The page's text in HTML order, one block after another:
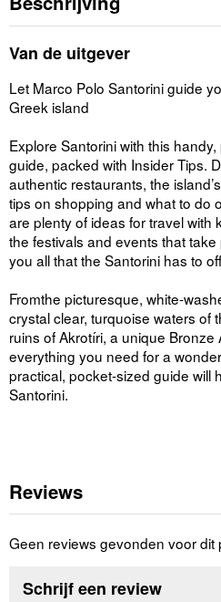
Van de uitgever
Let Marco Polo Santorini guide
Greek island
Explore Santorini with this
guide, packed with Insider Tips.
authentic restaurants, the
tips on shopping and what to do
are plenty of ideas for travel with
the festivals and events that
you all that the Santorini has to
Fromthe picturesque, white-
crystal clear, turquoise waters of
ruins of Akrotíri, a unique Bronze
everything you need for a
practical, pocket-sized guide will
Santorini.
Reviews
Geen reviews gevonden voor dit
Schrijf een review